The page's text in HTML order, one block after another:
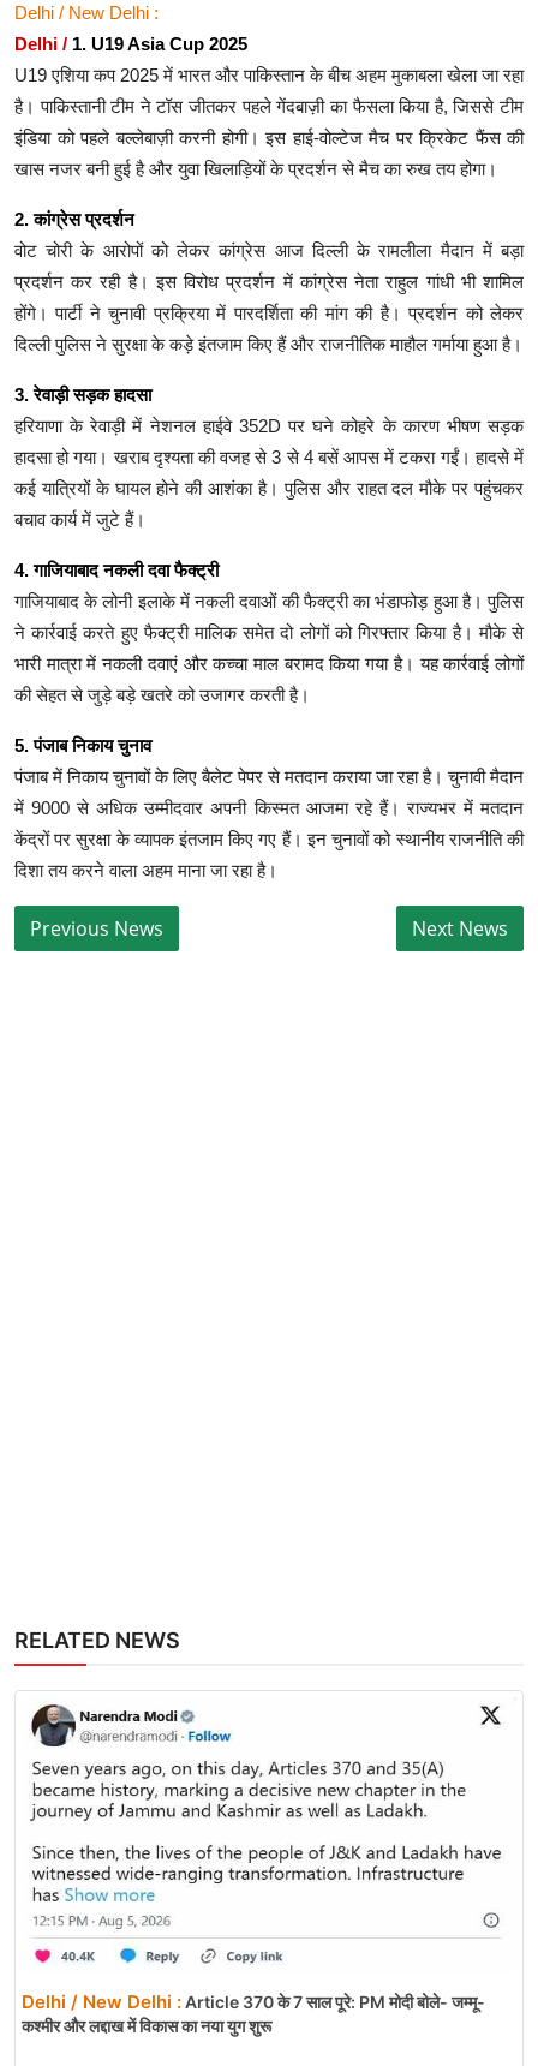
Delhi / New Delhi :
Delhi / 1. U19 Asia Cup 2025
U19 एशिया कप 2025 में भारत और पाकिस्तान के बीच अहम मुकाबला खेला जा रहा
है। पाकिस्तानी टीम ने टॉस जीतकर पहले गेंदबाज़ी का फैसला किया है, जिससे टीम
इंडिया को पहले बल्लेबाज़ी करनी होगी। इस हाई-वोल्टेज मैच पर क्रिकेट फैंस की
खास नजर बनी हुई है और युवा खिलाड़ियों के प्रदर्शन से मैच का रुख तय होगा।
2. कांग्रेस प्रदर्शन
वोट चोरी के आरोपों को लेकर कांग्रेस आज दिल्ली के रामलीला मैदान में बड़ा
प्रदर्शन कर रही है। इस विरोध प्रदर्शन में कांग्रेस नेता राहुल गांधी भी शामिल
होंगे। पार्टी ने चुनावी प्रक्रिया में पारदर्शिता की मांग की है। प्रदर्शन को लेकर
दिल्ली पुलिस ने सुरक्षा के कड़े इंतजाम किए हैं और राजनीतिक माहौल गर्माया हुआ है।
3. रेवाड़ी सड़क हादसा
हरियाणा के रेवाड़ी में नेशनल हाईवे 352D पर घने कोहरे के कारण भीषण सड़क
हादसा हो गया। खराब दृश्यता की वजह से 3 से 4 बसें आपस में टकरा गईं। हादसे में
कई यात्रियों के घायल होने की आशंका है। पुलिस और राहत दल मौके पर पहुंचकर
बचाव कार्य में जुटे हैं।
4. गाजियाबाद नकली दवा फैक्ट्री
गाजियाबाद के लोनी इलाके में नकली दवाओं की फैक्ट्री का भंडाफोड़ हुआ है। पुलिस
ने कार्रवाई करते हुए फैक्ट्री मालिक समेत दो लोगों को गिरफ्तार किया है। मौके से
भारी मात्रा में नकली दवाएं और कच्चा माल बरामद किया गया है। यह कार्रवाई लोगों
की सेहत से जुड़े बड़े खतरे को उजागर करती है।
5. पंजाब निकाय चुनाव
पंजाब में निकाय चुनावों के लिए बैलेट पेपर से मतदान कराया जा रहा है। चुनावी मैदान
में 9000 से अधिक उम्मीदवार अपनी किस्मत आजमा रहे हैं। राज्यभर में मतदान
केंद्रों पर सुरक्षा के व्यापक इंतजाम किए गए हैं। इन चुनावों को स्थानीय राजनीति की
दिशा तय करने वाला अहम माना जा रहा है।
RELATED NEWS
Delhi / New Delhi :Article 370 के 7 साल पूरे: PM मोदी बोले- जम्मू-
कश्मीर और लद्दाख में विकास का नया युग शुरू